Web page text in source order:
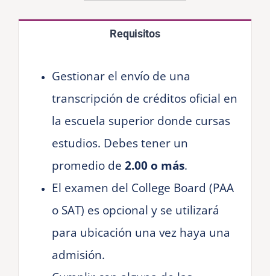
Requisitos
Gestionar el envío de una
transcripción de créditos oficial en
la escuela superior donde cursas
estudios. Debes tener un
promedio de 2.00 o más.
El examen del College Board (PAA
o SAT) es opcional y se utilizará
para ubicación una vez haya una
admisión.